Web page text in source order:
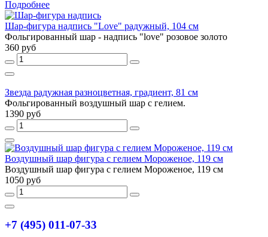
Подробнее
Шар-фигура надпись "Love" радужный, 104 см
Фольгированный шар - надпись "love" розовое золото
360 руб
Звезда радужная разноцветная, градиент, 81 см
Фольгированный воздушный шар с гелием.
1390 руб
Воздушный шар фигура с гелием Мороженое, 119 см
Воздушный шар фигура с гелием Мороженое, 119 см
1050 руб
+7 (495) 011-07-33